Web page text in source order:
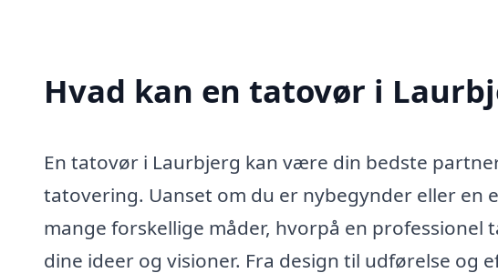
Hvad kan en tatovør i
En tatovør i Laurbjerg kan være din bedste
tatovering. Uanset om du er nybegynder eller
mange forskellige måder, hvorpå en
dine ideer og visioner. Fra design til udførelse